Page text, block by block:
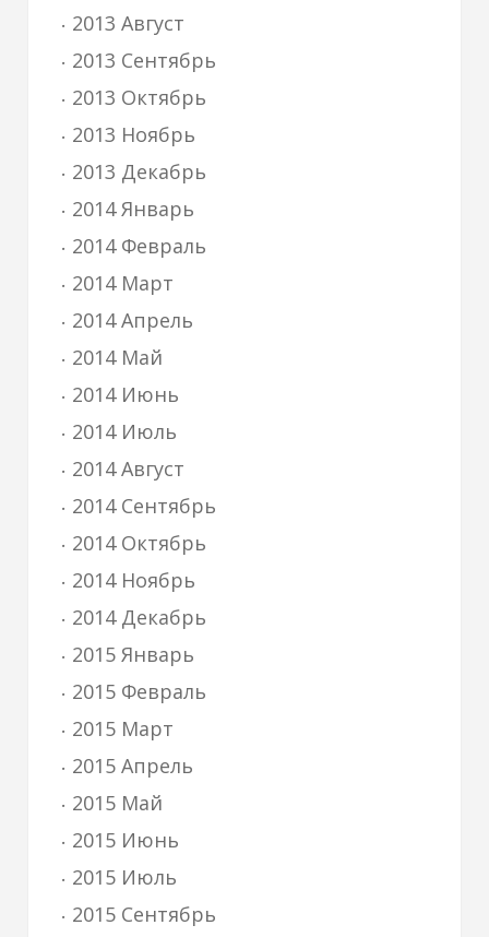
2013 Август
2013 Сентябрь
2013 Октябрь
2013 Ноябрь
2013 Декабрь
2014 Январь
2014 Февраль
2014 Март
2014 Апрель
2014 Май
2014 Июнь
2014 Июль
2014 Август
2014 Сентябрь
2014 Октябрь
2014 Ноябрь
2014 Декабрь
2015 Январь
2015 Февраль
2015 Март
2015 Апрель
2015 Май
2015 Июнь
2015 Июль
2015 Сентябрь